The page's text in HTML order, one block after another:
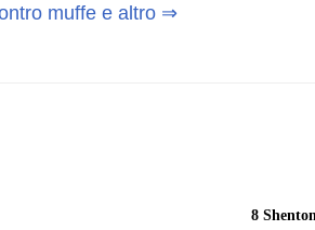
muffe e altro ⇒
8